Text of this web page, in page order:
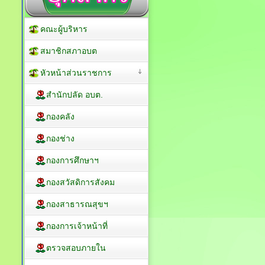
คณะผู้บริหาร
สมาชิกสภาอบต
หัวหน้าส่วนราชการ
สำนักปลัด อบต.
กองคลัง
กองช่าง
กองการศึกษาฯ
กองสวัสดิการสังคม
กองสาธารณสุขฯ
กองการเจ้าหน้าที่
ตรวจสอบภายใน